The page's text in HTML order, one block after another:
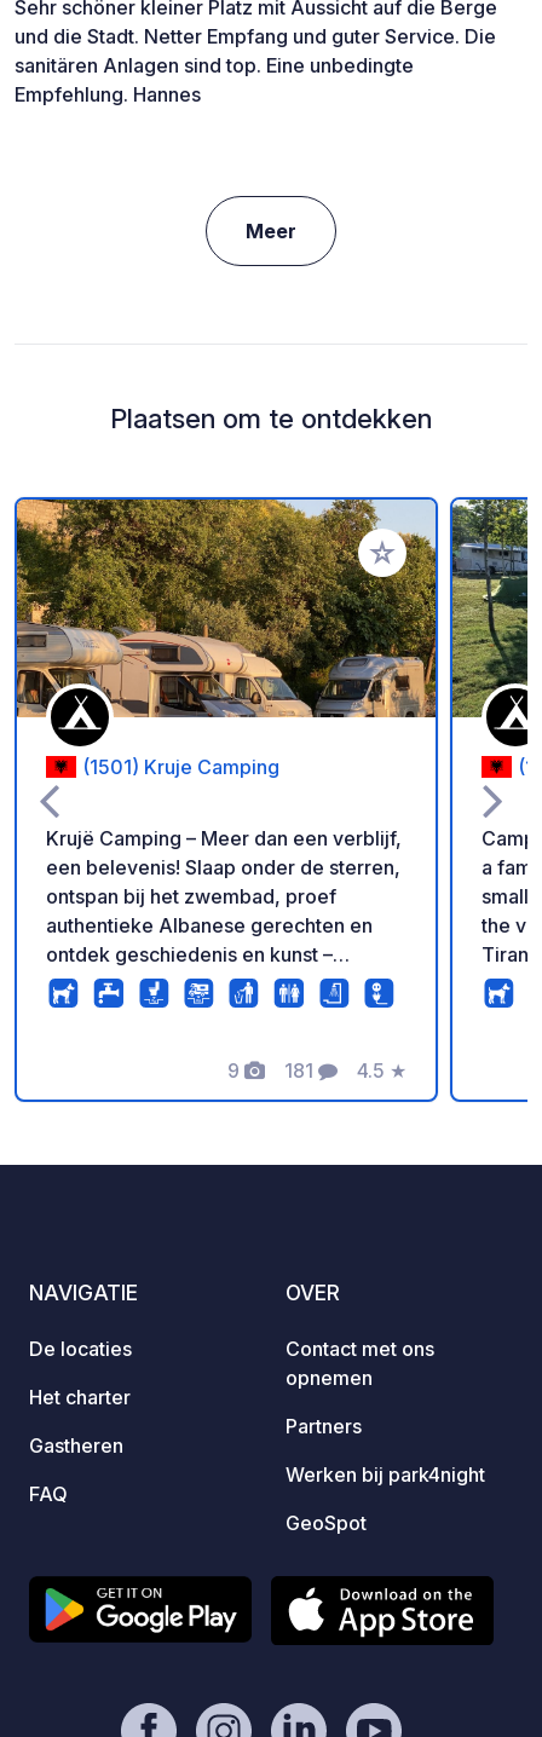
Sehr schöner kleiner Platz mit Aussicht auf die Berge
und die Stadt. Netter Empfang und guter Service. Die
sanitären Anlagen sind top. Eine unbedingte
Empfehlung. Hannes
Meer
Plaatsen om te ontdekken
Voeg toe aan je
(1501) Kruje Camping
Krujë Camping – Meer dan een verblijf,
een belevenis! Slaap onder de sterren,
ontspan bij het zwembad, proef
authentieke Albanese gerechten en
ontdek geschiedenis en kunst –
allemaal op één onvergetelijke plek.
Boek nu jouw natuuruitje!
9
Foto's
181
Commentaren
4.5
Beoordeling
★
a
small
the
our
official
olive
NAVIGATIE
De locaties
Het charter
Gastheren
FAQ
OVER
Contact met ons
opnemen
Partners
Werken bij park4night
GeoSpot